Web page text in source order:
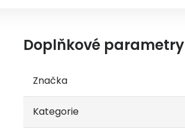
Doplňkové parametry
Značka
Kategorie